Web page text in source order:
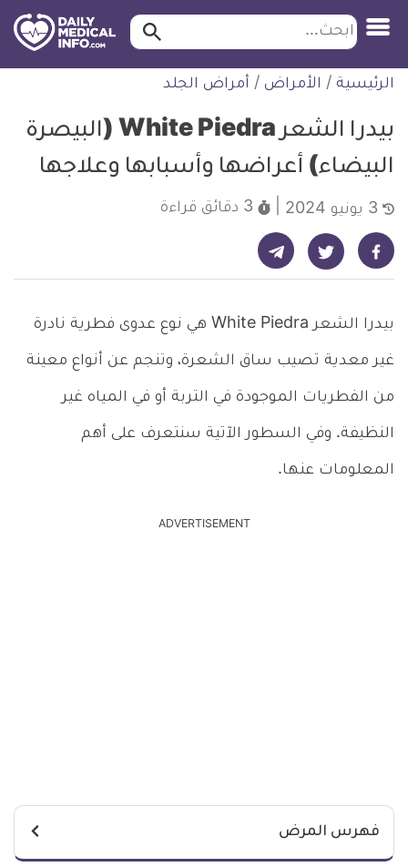
التخطي
للمحتوى
ابحث ابحث…
الرئيسية / الأمراض / أمراض الجلد
بيدرا الشعر White Piedra (البيصرة
البيضاء) أعراضها وأسبابها وعلاجها
3 دقائق قراءة
شارك على فيسبوك - ديلي ميديكال انفو شارك على تويتر - ديلي ميديكال انفو شارك على تيليجرام - ديلي ميديكال انفو
بيدرا الشعر White Piedra هي نوع عدوى فطرية نادرة
غير معدية تصيب ساق الشعرة، وتنجم عن أنواع معينة
من الفطريات الموجودة في التربة أو في المياه غير
النظيفة. وفي السطور الآتية سنتعرف على أهم
المعلومات عنها.
ADVERTISEMENT
فهرس المرض